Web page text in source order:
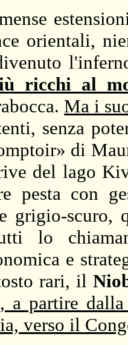
orientali,
ricchi al
Ma i
senza
di
del lago
pesta con
grigio-scuro,
lo
e
rari, il
a partire
verso il